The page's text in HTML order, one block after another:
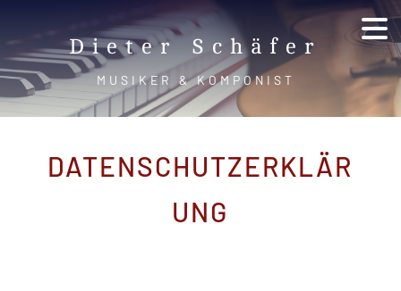
Dieter Schäfer
MUSIKER & KOMPONIST
DATENSCHUTZERKLÄR
UNG